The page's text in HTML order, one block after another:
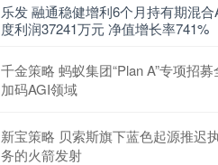
乐发 融通稳健增利6个月持有期混
度利润37241万元 净值增长率741%
千金策略 蚂蚁集团“Plan A”专项招
加码AGI领域
新宝策略 贝索斯旗下蓝色起源推迟
务的火箭发射